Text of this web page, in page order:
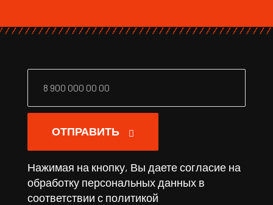
ОТПРАВИТЬ
Нажимая на кнопку, Вы даете согласие на
обработку персональных данных в
соответствии с политикой